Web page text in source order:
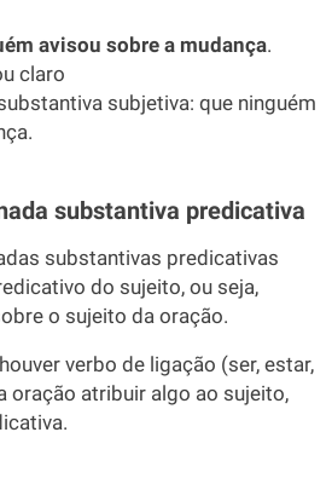
avisou sobre a mudança.
claro
subjetiva: que ninguém
substantiva predicativa
substantivas predicativas
do sujeito, ou seja,
o sujeito da oração.
verbo de ligação (ser, estar,
oração atribuir algo ao sujeito,